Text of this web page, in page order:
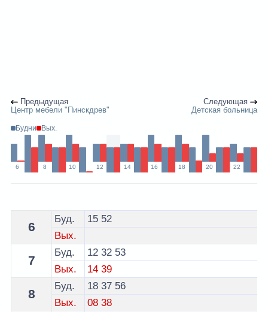
Предыдущая
Центр мебели "Пинскдрев"
Следующая
Детская больница
Будни Вых.
6 8 10 12 14 16 18 20 22
Расписание 6 троллейбуса Гродно - остановка ул.
6
Буд. 15 52
Вых.
7
Буд. 12 32 53
Вых.
14 39
8
Буд. 18 37 56
Вых.
08 38